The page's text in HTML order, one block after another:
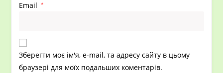
Email *
Зберегти моє ім'я, e-mail, та адресу сайту в цьому
браузері для моїх подальших коментарів.